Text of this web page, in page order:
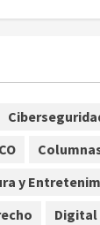
Claudia
de
agosto 10, 2026
y
Digital